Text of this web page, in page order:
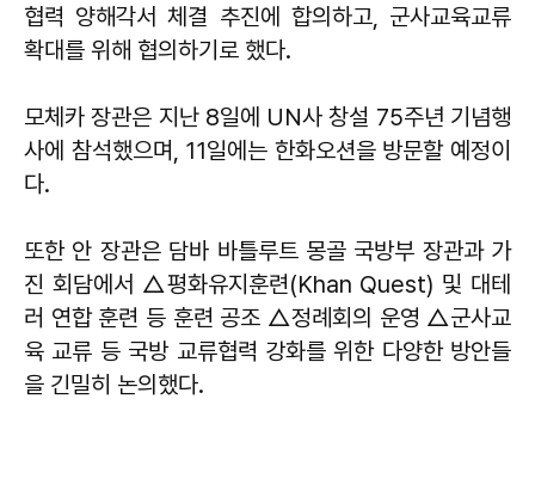
협력 양해각서 체결 추진에 합의하고, 군사교육교류
확대를 위해 협의하기로 했다.
모체카 장관은 지난 8일에 UN사 창설 75주년 기념행
사에 참석했으며, 11일에는 한화오션을 방문할 예정이
다.
또한 안 장관은 담바 바틀루트 몽골 국방부 장관과 가
진 회담에서 △평화유지훈련(Khan Quest) 및 대테
러 연합 훈련 등 훈련 공조 △정례회의 운영 △군사교
육 교류 등 국방 교류협력 강화를 위한 다양한 방안들
을 긴밀히 논의했다.